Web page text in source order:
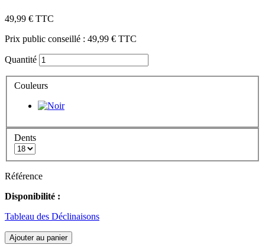
49,99 € TTC
Prix public conseillé : 49,99 € TTC
Quantité
Couleurs
Dents
Référence
Disponibilité :
Tableau des Déclinaisons
Ajouter au panier